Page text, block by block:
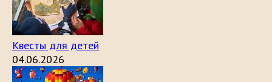
Квесты для детей
04.06.2026